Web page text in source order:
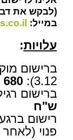
(לבקש את
במייל:
עלויות:
ברישום
3.12):
680 ש"ח
ברישום רגיל
ש"ח
רישום
פנוי (לאחר ה-